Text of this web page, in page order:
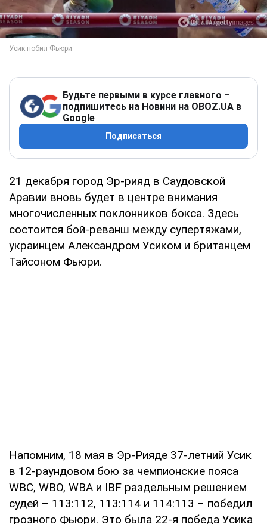
Будьте первыми в курсе главного –
подпишитесь на Новини на OBOZ.UA в
Google
Подписаться
21 декабря город Эр-рияд в Саудовской
Аравии вновь будет в центре внимания
многочисленных поклонников бокса. Здесь
состоится бой-реванш между супертяжами,
украинцем Александром Усиком и британцем
Тайсоном Фьюри.
Напомним, 18 мая в Эр-Рияде 37-летний Усик
в 12-раундовом бою за чемпионские пояса
WBC, WBO, WBA и IBF раздельным решением
судей – 113:112, 113:114 и 114:113 – победил
грозного Фьюри. Это была 22-я победа Усика